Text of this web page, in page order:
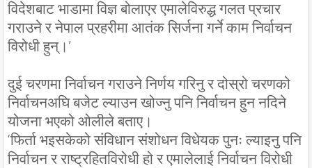
विदेशबाट भाडामा विज्ञ बोलाएर एमालेविरुद्ध गलत प्रचार
गराउने र नेपाल प्रहरीमा आतंक सिर्जना गर्ने काम निर्वाचन
विरोधी हुन्।’
दुई चरणमा निर्वाचन गराउने निर्णय गरिनु र दोस्रो चरणको
निर्वाचनअघि बजेट ल्याउन खोज्नु पनि निर्वाचन हुन नदिने
योजना भएको ओलीले बताए।
‘फिर्ता भइसकेको संविधान संशोधन विधेयक पुनः ल्याइनु पनि
निर्वाचन र राष्ट्रहितविरोधी हो र एमालेलाई निर्वाचन विरोधी